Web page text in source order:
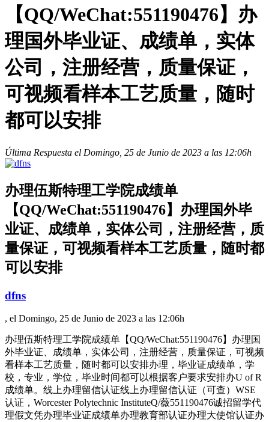
【QQ/WeChat:551190476】办
理国外毕业证、成绩单，实体
公司，注册经营，质量保证，
可视频看样本工艺质量，随时
都可以安排
Última Respuesta el Domingo, 25 de Junio de 2023 a las 12:06h
办理伍斯特理工学院成绩单
【QQ/WeChat:551190476】办理国外毕
业证、成绩单，实体公司，注册经营，质
量保证，可视频看样本工艺质量，随时都
可以安排
dfns
, el Domingo, 25 de Junio de 2023 a las 12:06h
办理伍斯特理工学院成绩单【QQ/WeChat:551190476】办理国
外毕业证、成绩单，实体公司，注册经营，质量保证，可视频
看样本工艺质量，随时都可以安排办理，毕业证成绩单，学
校，专业，学位，毕业时间都可以根据客户要求安排办U of R
成绩单。线上办理留信认证线上办理留信认证（可查）WSE
认证，Worcester Polytechnic InstituteQ/薇551190476诚招留学代
理假文凭办理毕业证成绩单办理教育部认证办理大使馆认证办